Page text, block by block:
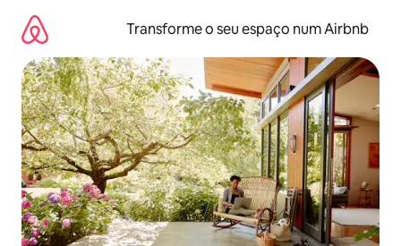
para
conteúdo
Transforme o seu espaço num Airbnb